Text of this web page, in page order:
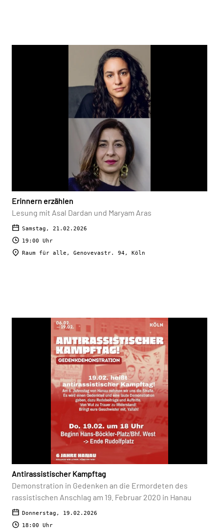
Erinnern erzählen
Lesung mit Asal Dardan und Maryam Aras
Samstag, 21.02.2026
19:00 Uhr
Raum für alle, Genovevastr. 94, Köln
Antirassistischer Kampftag
Demonstration in Gedenken an die Ermordeten des
rassistischen Anschlag am 19. Februar 2020 in Hanau
Donnerstag, 19.02.2026
18:00 Uhr